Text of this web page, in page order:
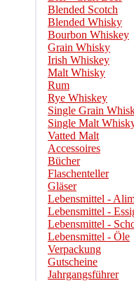
Blended Scotch
Blended Whisky
Bourbon Whiskey
Grain Whisky
Irish Whiskey
Malt Whisky
Rum
Rye Whiskey
Single Grain
Single Malt
Vatted Malt
Accessoires
Bücher
Flaschenteller
Gläser
Lebensmittel -
Lebensmittel -
Lebensmittel -
Lebensmittel - Öle
Verpackung
Gutscheine
Jahrgangsführer